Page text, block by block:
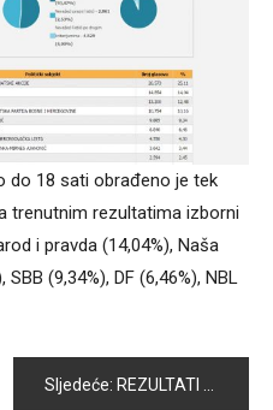
do 18 sati obrađeno je tek
trenutnim rezultatima izborni
i pravda (14,04%), Naša
(9,34%), DF (6,46%), NBL
Sljedeće: REZULTATI SA BIRAČKIH MJESTA U VOGOŠĆI – OBRAĐENO OKO 80 POSTO